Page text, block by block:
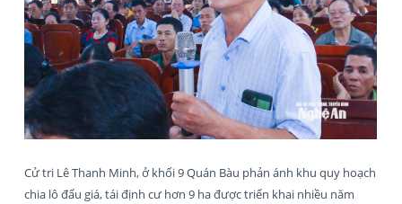
Cử tri Lê Thanh Minh, ở khối 9 Quán Bàu phản ánh khu quy hoạch
chia lô đấu giá, tái định cư hơn 9 ha được triển khai nhiều năm